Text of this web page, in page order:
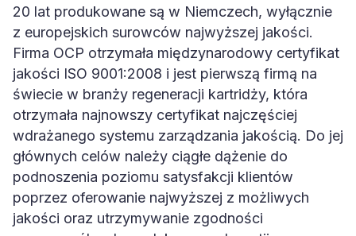
20 lat produkowane są w Niemczech, wyłącznie
z europejskich surowców najwyższej jakości.
Firma OCP otrzymała międzynarodowy certyfikat
jakości ISO 9001:2008 i jest pierwszą firmą na
świecie w branży regeneracji kartridży, która
otrzymała najnowszy certyfikat najczęściej
wdrażanego systemu zarządzania jakością. Do jej
głównych celów należy ciągłe dążenie do
podnoszenia poziomu satysfakcji klientów
poprzez oferowanie najwyższej z możliwych
jakości oraz utrzymywanie zgodności